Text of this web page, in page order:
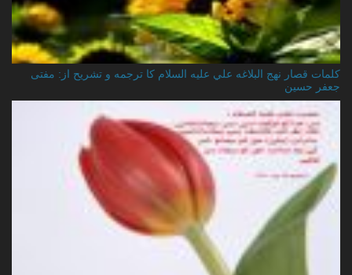
کلمات قصار نهج البلاغه علي عليه السلام کا ترجمه و تشریح از: مفتی
جعفر حسین